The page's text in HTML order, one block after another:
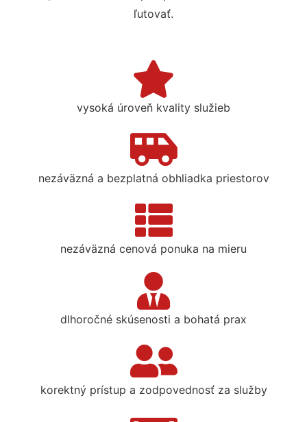
ľutovať.
vysoká úroveň kvality služieb
nezáväzná a bezplatná obhliadka priestorov
nezáväzná cenová ponuka na mieru
dlhoročné skúsenosti a bohatá prax
korektný prístup a zodpovednosť za služby